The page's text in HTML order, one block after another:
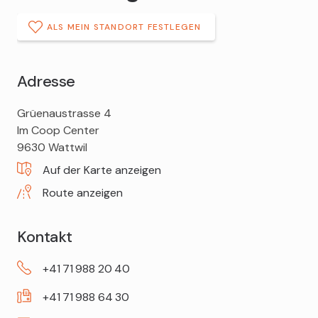
ALS MEIN STANDORT FESTLEGEN
Adresse
DROPA
Drogerie
Wattwil
Grüenaustrasse 4
Im Coop Center
9630 Wattwil
Auf der Karte anzeigen
Route anzeigen
Kontakt
+41 71 988 20 40
+41 71 988 6430